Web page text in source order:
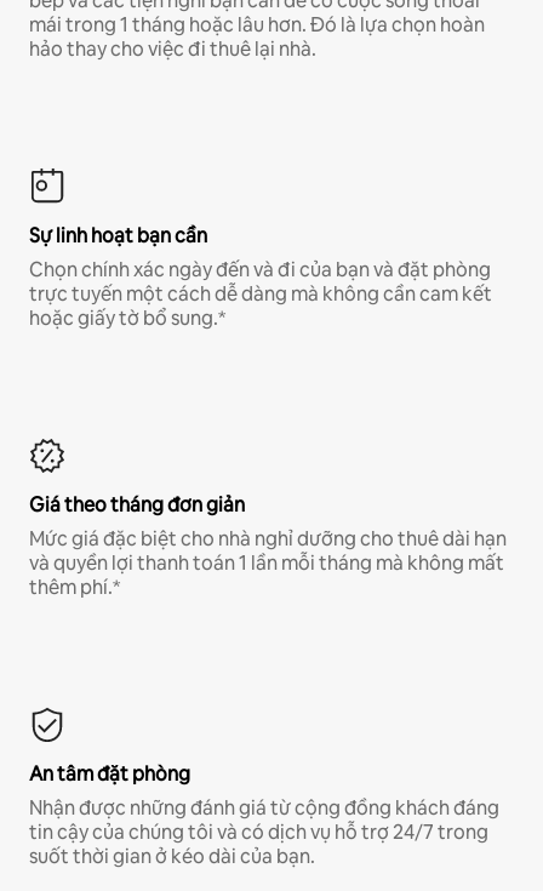
mái trong 1 tháng hoặc lâu hơn. Đó là lựa chọn hoàn
hảo thay cho việc đi thuê lại nhà.
Sự linh hoạt bạn cần
Chọn chính xác ngày đến và đi của bạn và đặt phòng
trực tuyến một cách dễ dàng mà không cần cam kết
hoặc giấy tờ bổ sung.*
Giá theo tháng đơn giản
Mức giá đặc biệt cho nhà nghỉ dưỡng cho thuê dài hạn
và quyền lợi thanh toán 1 lần mỗi tháng mà không mất
thêm phí.*
An tâm đặt phòng
Nhận được những đánh giá từ cộng đồng khách đáng
tin cậy của chúng tôi và có dịch vụ hỗ trợ 24/7 trong
suốt thời gian ở kéo dài của bạn.